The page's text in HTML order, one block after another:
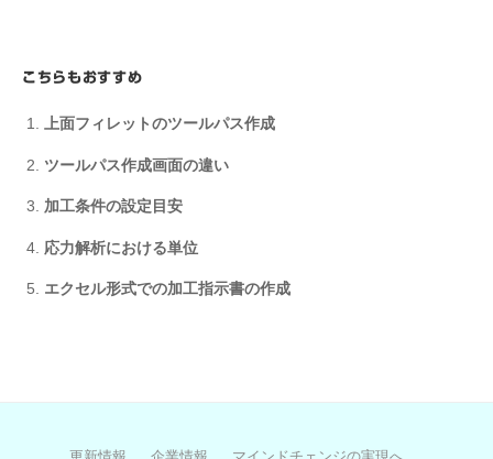
こちらもおすすめ
上面フィレットのツールパス作成
ツールパス作成画面の違い
加工条件の設定目安
応力解析における単位
エクセル形式での加工指示書の作成